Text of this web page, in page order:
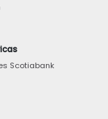
Scotiabank